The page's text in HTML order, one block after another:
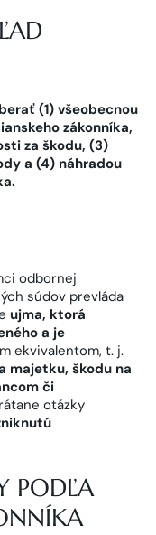
(1) všeobecnou
zákonníka,
za škodu, (3)
a (4) náhradou
odbornej
súdov prevláda
ujma, ktorá
a je
ekvivalentom, t. j.
majetku, škodu na
či
otázky
PODĽA